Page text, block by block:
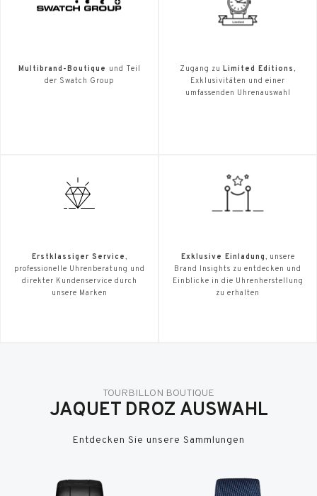
Multibrand-Boutique
und Teil
der Swatch Group
Zugang zu Limited Editions,
Exklusivitäten und einer
umfassenden Uhrenauswahl
Erstklassiger Service,
professionelle Uhrenberatung und
direkter Kundenservice durch
unsere Marken
Exklusive Einladung, unsere
Brand Insights zu entdecken und
Einblicke in die Uhrenherstellung
zu erhalten
TOURBILLON BOUTIQUE
JAQUET DROZ AUSWAHL
Entdecken Sie unsere Sammlungen